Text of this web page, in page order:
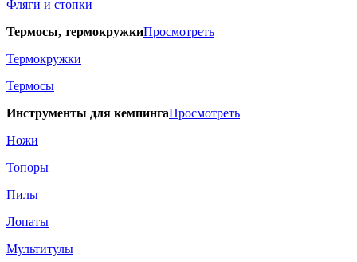
Фляги и стопки
Термосы, термокружкиПросмотреть
Термокружки
Термосы
Инструменты для кемпингаПросмотреть
Ножи
Топоры
Пилы
Лопаты
Мультитулы